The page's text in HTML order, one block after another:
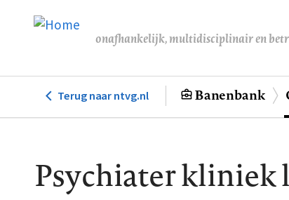
de
onafhankelijk, multidisciplinair en
Hoofdnavigatie
Terug naar ntvg.nl Banenbank
Psychiater kliniek